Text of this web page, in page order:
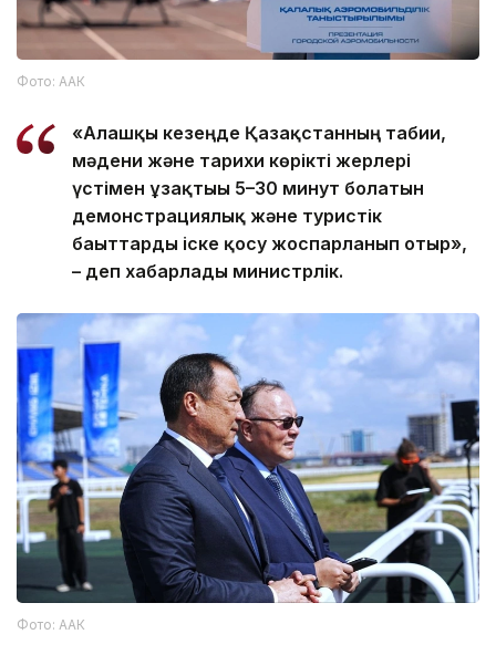
Фото: ААК
«Алғашқы кезеңде Қазақстанның табиғи,
мәдени және тарихи көрікті жерлері
үстімен ұзақтығы 5–30 минут болатын
демонстрациялық және туристік
бағыттарды іске қосу жоспарланып отыр»,
– деп хабарлады министрлік.
Фото: ААК